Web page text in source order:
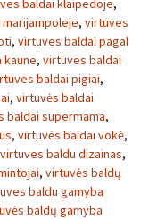
baldai klaipedoje,
, virtuves
, virtuves baldai pagal
kaune, virtuves baldai
baldai pigiai,
, virtuvės baldai
baldai supermama,
, virtuvės baldai vokė,
virtuves baldu dizainas,
, virtuvės baldų
baldu gamyba
baldų gamyba